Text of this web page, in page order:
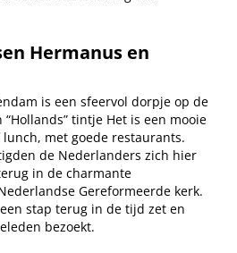
Hermanus en
is een sfeervol dorpje op de
tintje Het is een mooie
met goede restaurants.
de Nederlanders zich hier
in de charmante
Gereformeerde kerk.
stap terug in de tijd zet en
bezoekt.